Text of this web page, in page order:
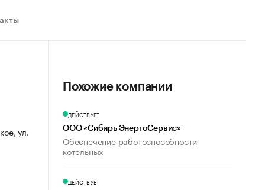
ул.
Похожие компании
ДЕЙСТВУЕТ
ООО «Сибирь ЭнергоСервис»
Обеспечение работоспособности
котельных
ДЕЙСТВУЕТ